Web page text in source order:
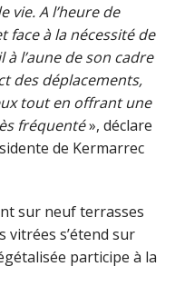
vie. A l’heure de
face à la nécessité de
l’aune de son cadre
des déplacements,
tout en offrant une
fréquenté», déclare
de Kermarrec
sur neuf terrasses
vitrées s’étend sur
participe à la